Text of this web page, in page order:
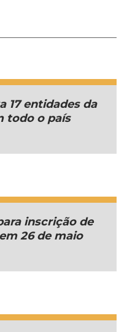
17 entidades da
todo o país
inscrição de
26 de maio